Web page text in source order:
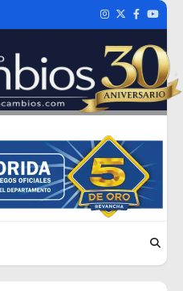
Instagram
TwitterFacebook